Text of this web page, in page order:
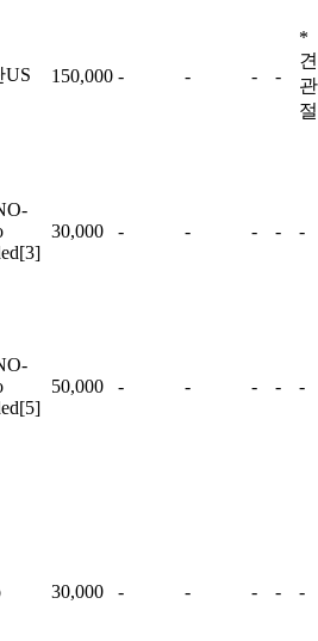
US 150,000 - - - -
*
견
관
절
30,000 - - - - -
50,000 - - - - -
30,000 - - - - -